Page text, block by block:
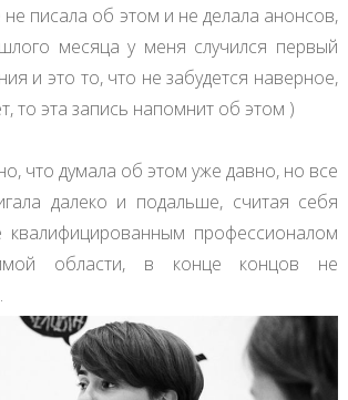
писала об этом и не делала анонсов,
месяца у меня случился первый
и это то, что не забудется наверное,
то эта запись напомнит об этом )
что думала об этом уже давно, но все
далеко и подальше, считая себя
квалифицированным профессионалом
области, в конце концов не